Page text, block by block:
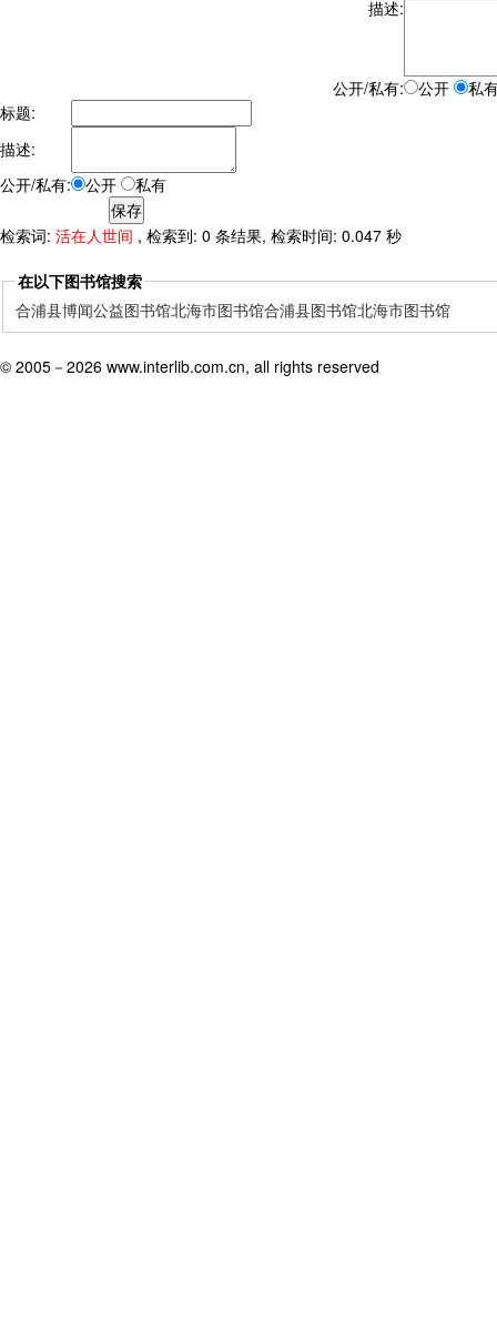
描述:
公开/私有: 公开
私
标题:
描述:
公开/私有:
公开 私有
检索词: 活在人世间 , 检索到: 0 条结果, 检索时间: 0.047 秒
在以下图书馆搜索
合浦县博闻公益图书馆北海市图书馆合浦县图书馆北海市图书馆
© 2005－ 2026 www.interlib.com.cn, all rights reserved